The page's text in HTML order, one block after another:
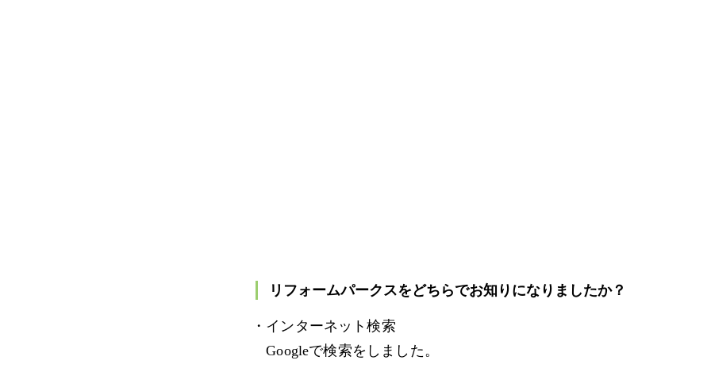
リフォームパークスをどちらでお知りになりましたか？
・インターネット検索
Googleで検索をしました。